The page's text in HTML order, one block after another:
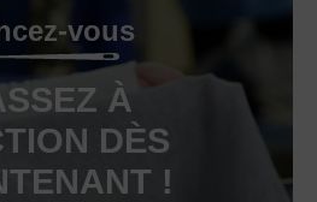
vous
À
DÈS
!